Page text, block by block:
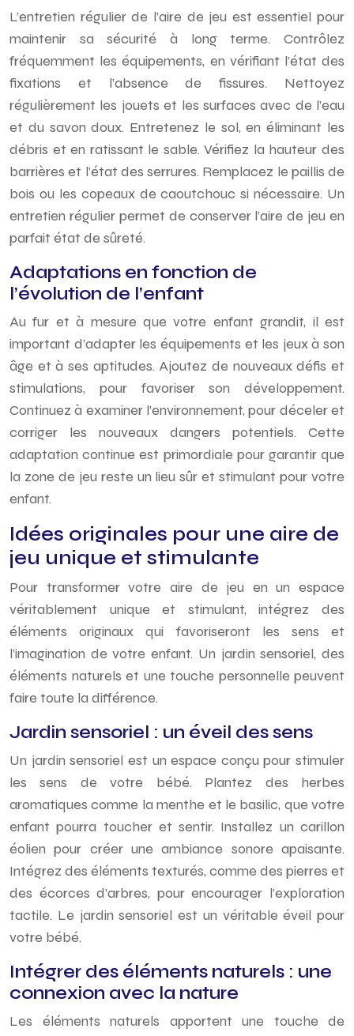
L’entretien régulier de l’aire de jeu est essentiel pour
maintenir sa sécurité à long terme. Contrôlez
fréquemment les équipements, en vérifiant l’état des
fixations et l’absence de fissures. Nettoyez
régulièrement les jouets et les surfaces avec de l’eau
et du savon doux. Entretenez le sol, en éliminant les
débris et en ratissant le sable. Vérifiez la hauteur des
barrières et l’état des serrures. Remplacez le paillis de
bois ou les copeaux de caoutchouc si nécessaire. Un
entretien régulier permet de conserver l’aire de jeu en
parfait état de sûreté.
Adaptations en fonction de
l’évolution de l’enfant
Au fur et à mesure que votre enfant grandit, il est
important d’adapter les équipements et les jeux à son
âge et à ses aptitudes. Ajoutez de nouveaux défis et
stimulations, pour favoriser son développement.
Continuez à examiner l’environnement, pour déceler et
corriger les nouveaux dangers potentiels. Cette
adaptation continue est primordiale pour garantir que
la zone de jeu reste un lieu sûr et stimulant pour votre
enfant.
Idées originales pour une aire de
jeu unique et stimulante
Pour transformer votre aire de jeu en un espace
véritablement unique et stimulant, intégrez des
éléments originaux qui favoriseront les sens et
l’imagination de votre enfant. Un jardin sensoriel, des
éléments naturels et une touche personnelle peuvent
faire toute la différence.
Jardin sensoriel : un éveil des sens
Un jardin sensoriel est un espace conçu pour stimuler
les sens de votre bébé. Plantez des herbes
aromatiques comme la menthe et le basilic, que votre
enfant pourra toucher et sentir. Installez un carillon
éolien pour créer une ambiance sonore apaisante.
Intégrez des éléments texturés, comme des pierres et
des écorces d’arbres, pour encourager l’exploration
tactile. Le jardin sensoriel est un véritable éveil pour
votre bébé.
Intégrer des éléments naturels : une
connexion avec la nature
Les éléments naturels apportent une touche de